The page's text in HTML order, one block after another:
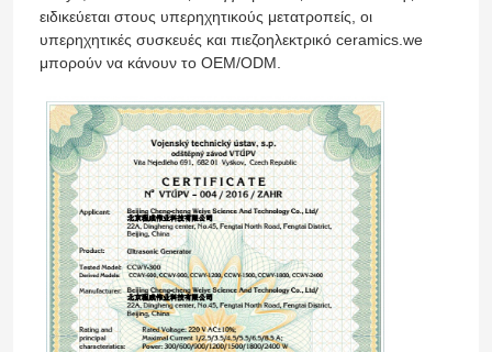
ειδικεύεται στους υπερηχητικούς μετατροπείς, οι
υπερηχητικές συσκευές και πιεζοηλεκτρικό ceramics.we
μπορούν να κάνουν το OEM/ODM.